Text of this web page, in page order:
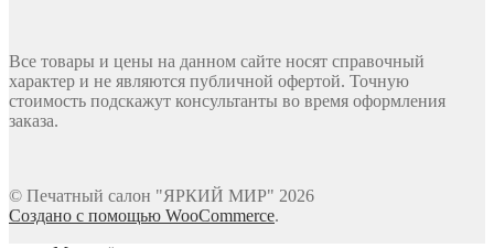
Все товары и цены на данном сайте носят справочный
характер и не являются публичной офертой. Точную
стоимость подскажут консультанты во время оформления
заказа.
© Печатный салон "ЯРКИЙ МИР" 2026
Создано с помощью WooCommerce.